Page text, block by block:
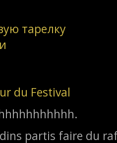
тарелку
du Festival
partis faire du